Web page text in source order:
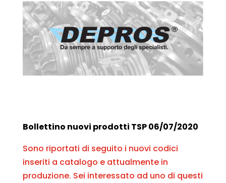
Bollettino nuovi prodotti TSP 06/07/2020
Sono riportati di seguito i nuovi codici
inseriti a catalogo e attualmente in
produzione. Sei interessato ad uno di questi